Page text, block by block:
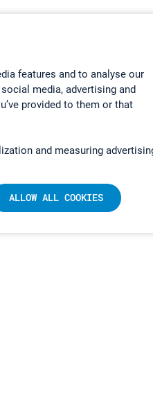
features and to analyse our
media, advertising and
provided to them or that
and measuring
ALLOW ALL COOKIES